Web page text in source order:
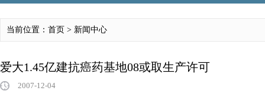
当前位置：首页 > 新闻中心
爱大1.45亿建抗癌药基地08或取生产许可
2007-12-04